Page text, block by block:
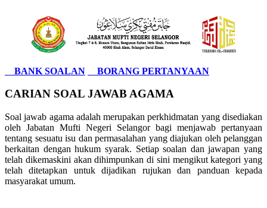
BANK SOALAN BORANG PERTANYAAN
CARIAN SOAL JAWAB AGAMA
Soal jawab agama adalah merupakan perkhidmatan yang disediakan
oleh Jabatan Mufti Negeri Selangor bagi menjawab pertanyaan
tentang sesuatu isu dan permasalahan yang diajukan oleh pelanggan
berkaitan dengan hukum syarak. Setiap soalan dan jawapan yang
telah dikemaskini akan dihimpunkan di sini mengikut kategori yang
telah ditetapkan untuk dijadikan rujukan dan panduan kepada
masyarakat umum.